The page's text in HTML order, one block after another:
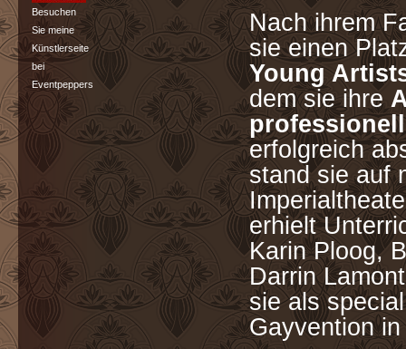
Nach ihrem
sie einen
Young
dem sie ihre
erfolgreich
stand sie auf
erhielt
Karin Ploog,
Darrin
sie als
Gayvention
Besuchen
Sie meine
Künstlerseite
bei
Eventpeppers